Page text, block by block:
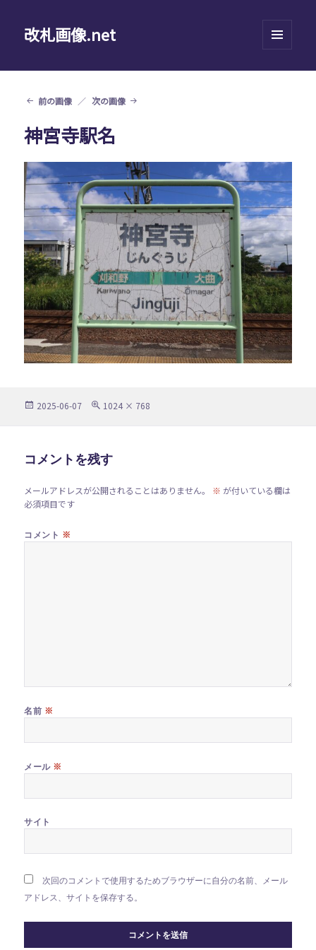
改札画像.net
ーとウ
前の画像 次の画像
神宮寺駅名
投
2025-06-07
フ
ズ
1024 × 768
コメントを残す
メールアドレスが公開されることはありません。 ※ が付いている欄は
必須項目です
コメント ※
名前 ※
メール ※
サイト
次回のコメントで使用するためブラウザーに自分の名前、メール
アドレス、サイトを保存する。